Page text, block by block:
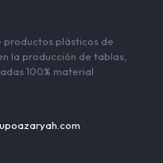
productos plásticos de
la producción de tablas,
100% material